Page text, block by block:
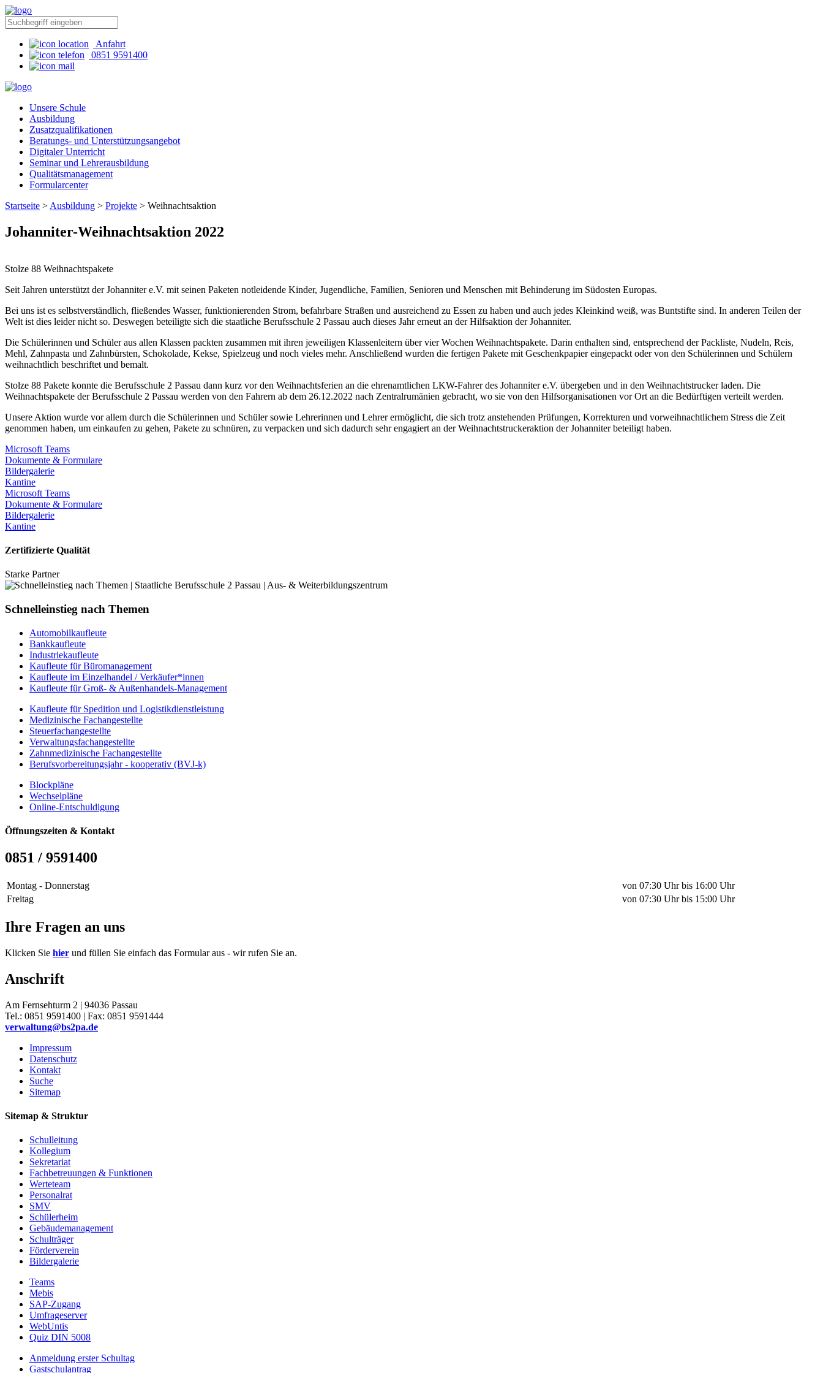
Anfahrt
0851 9591400
Unsere Schule
Ausbildung
Zusatzqualifikationen
Beratungs- und Unterstützungsangebot
Digitaler Unterricht
Seminar und Lehrerausbildung
Qualitätsmanagement
Formularcenter
Startseite > Ausbildung > Projekte > Weihnachtsaktion
Johanniter-Weihnachtsaktion 2022
Stolze 88 Weihnachtspakete
Seit Jahren unterstützt der Johanniter e.V. mit seinen Paketen notleidende Kinder, Jugendliche, Familien, Senioren und Menschen mit Behinderung im Südosten Europas.
Bei uns ist es selbstverständlich, fließendes Wasser, funktionierenden Strom, befahrbare Straßen und ausreichend zu Essen zu haben und auch jedes Kleinkind weiß, was Buntstifte sind. In anderen Teilen der
Welt ist dies leider nicht so. Deswegen beteiligte sich die staatliche Berufsschule 2 Passau auch dieses Jahr erneut an der Hilfsaktion der Johanniter.
Die Schülerinnen und Schüler aus allen Klassen packten zusammen mit ihren jeweiligen Klassenleitern über vier Wochen Weihnachtspakete. Darin enthalten sind, entsprechend der Packliste, Nudeln, Reis,
Mehl, Zahnpasta und Zahnbürsten, Schokolade, Kekse, Spielzeug und noch vieles mehr. Anschließend wurden die fertigen Pakete mit Geschenkpapier eingepackt oder von den Schülerinnen und Schülern
weihnachtlich beschriftet und bemalt.
Stolze 88 Pakete konnte die Berufsschule 2 Passau dann kurz vor den Weihnachtsferien an die ehrenamtlichen LKW-Fahrer des Johanniter e.V. übergeben und in den Weihnachtstrucker laden. Die
Weihnachtspakete der Berufsschule 2 Passau werden von den Fahrern ab dem 26.12.2022 nach Zentralrumänien gebracht, wo sie von den Hilfsorganisationen vor Ort an die Bedürftigen verteilt werden.
Unsere Aktion wurde vor allem durch die Schülerinnen und Schüler sowie Lehrerinnen und Lehrer ermöglicht, die sich trotz anstehenden Prüfungen, Korrekturen und vorweihnachtlichem Stress die Zeit
genommen haben, um einkaufen zu gehen, Pakete zu schnüren, zu verpacken und sich dadurch sehr engagiert an der Weihnachtstruckeraktion der Johanniter beteiligt haben.
Microsoft Teams
Dokumente & Formulare
Bildergalerie
Kantine
Microsoft Teams
Dokumente & Formulare
Bildergalerie
Kantine
Zertifizierte Qualität
Starke Partner
Schnelleinstieg nach Themen
Automobilkaufleute
Bankkaufleute
Industriekaufleute
Kaufleute für Büromanagement
Kaufleute im Einzelhandel / Verkäufer*innen
Kaufleute für Groß- & Außenhandels-Management
Kaufleute für Spedition und Logistikdienstleistung
Medizinische Fachangestellte
Steuerfachangestellte
Verwaltungsfachangestellte
Zahnmedizinische Fachangestellte
Berufsvorbereitungsjahr - kooperativ (BVJ-k)
Blockpläne
Wechselpläne
Online-Entschuldigung
Öffnungszeiten & Kontakt
0851 / 9591400
Montag - Donnerstag
von 07:30 Uhr bis 16:00 Uhr
Freitag
von 07:30 Uhr bis 15:00 Uhr
Ihre Fragen an uns
Klicken Sie hier und füllen Sie einfach das Formular aus - wir rufen Sie an.
Anschrift
Am Fernsehturm 2 | 94036 Passau
Tel.: 0851 9591400 | Fax: 0851 9591444
verwaltung@bs2pa.de
Impressum
Datenschutz
Kontakt
Suche
Sitemap
Sitemap & Struktur
Schulleitung
Kollegium
Sekretariat
Fachbetreuungen & Funktionen
Werteteam
Personalrat
SMV
Schülerheim
Gebäudemanagement
Schulträger
Förderverein
Bildergalerie
Teams
Mebis
SAP-Zugang
Umfrageserver
WebUntis
Quiz DIN 5008
Anmeldung erster Schultag
Gastschulantrag